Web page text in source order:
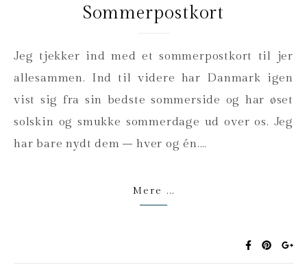
Sommerpostkort
Jeg tjekker ind med et sommerpostkort til jer
allesammen. Ind til videre har Danmark igen
vist sig fra sin bedste sommerside og har øset
solskin og smukke sommerdage ud over os. Jeg
har bare nydt dem – hver og én.…
Mere ...